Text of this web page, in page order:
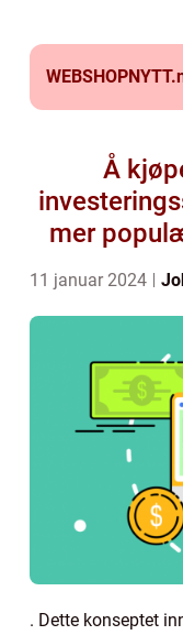
WEBSHOPNYTT.
Å
mer
11 januar 2024
. Dette konseptet